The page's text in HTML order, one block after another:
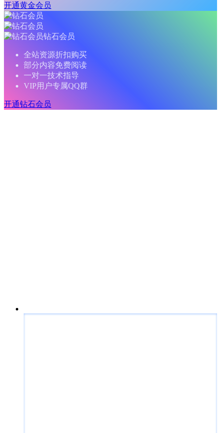
开通黄金会员
钻石会员
全站资源折扣购买
部分内容免费阅读
一对一技术指导
VIP用户专属QQ群
开通钻石会员